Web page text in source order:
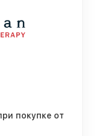
покупке от